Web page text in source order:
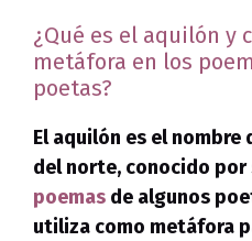
¿Qué es el aquilón y
metáfora en los
poetas?
El aquilón es el nombre
del norte, conocido
poemas de algunos
utiliza como metáfora